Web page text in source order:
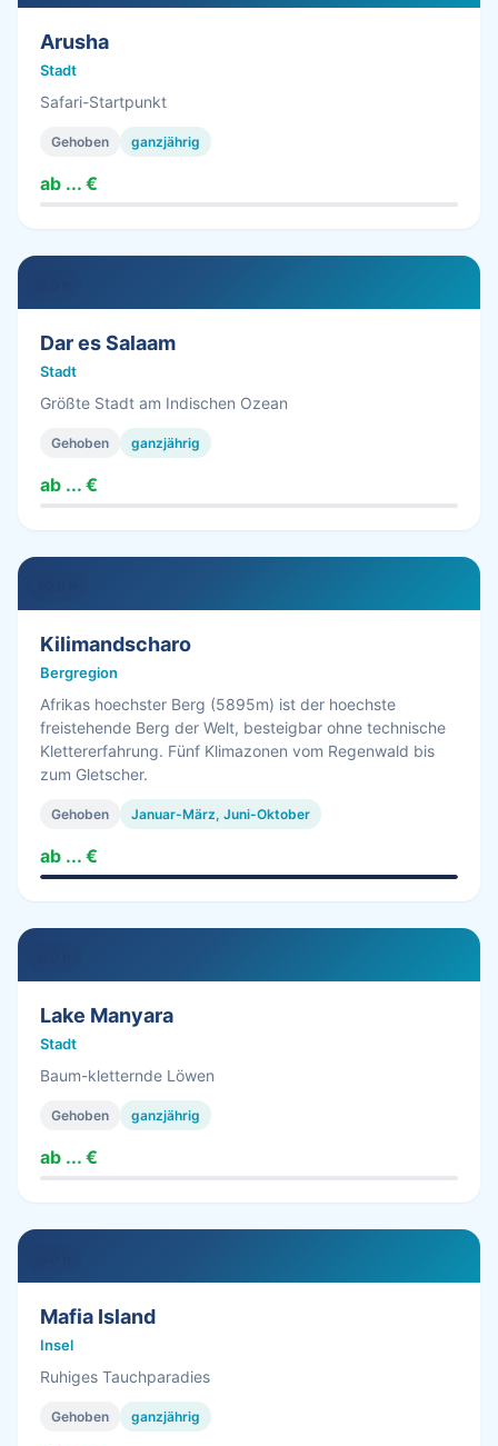
Arusha
Stadt
Safari-Startpunkt
Gehoben ganzjährig
ab ... €
Dar es Salaam
Stadt
Größte Stadt am Indischen Ozean
Gehoben ganzjährig
ab ... €
Kilimandscharo
Bergregion
Afrikas hoechster Berg (5895m) ist der hoechste
freistehende Berg der Welt, besteigbar ohne technische
Klettererfahrung. Fünf Klimazonen vom Regenwald bis
zum Gletscher.
Gehoben Januar-März, Juni-Oktober
ab ... €
Lake Manyara
Stadt
Baum-kletternde Löwen
Gehoben ganzjährig
ab ... €
Mafia Island
Insel
Ruhiges Tauchparadies
Gehoben ganzjährig